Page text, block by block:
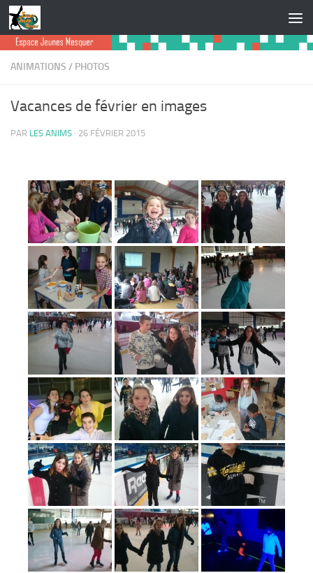
Skip to content
ANIMATIONS / PHOTOS
Vacances de février en images
PAR LES ANIMS · 26 FÉVRIER 2015